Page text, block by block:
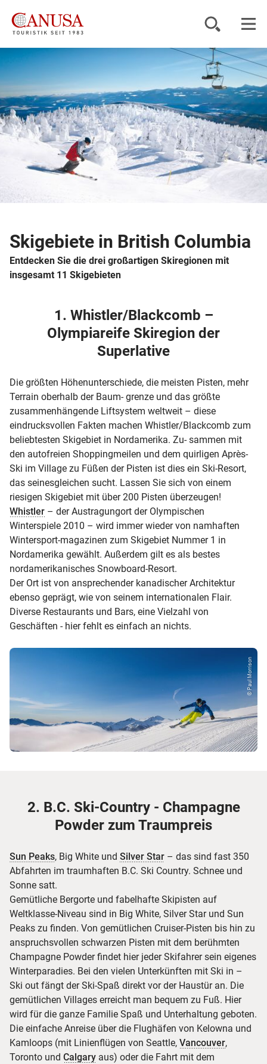
Reiseziele
Reisearten
Inspiration
Service
Skigebiete in British Columbia
Entdecken Sie die drei großartigen Skiregionen mit
insgesamt 11 Skigebieten
1. Whistler/Blackcomb –
Olympiareife Skiregion der
Superlative
Die größten Höhenunterschiede, die meisten Pisten, mehr
Terrain oberhalb der Baum- grenze und das größte
zusammenhängende Liftsystem weltweit – diese
eindrucksvollen Fakten machen Whistler/Blackcomb zum
beliebtesten Skigebiet in Nordamerika. Zu- sammen mit
den autofreien Shoppingmeilen und dem quirligen Après-
Ski im Village zu Füßen der Pisten ist dies ein Ski-Resort,
das seinesgleichen sucht. Lassen Sie sich von einem
riesigen Skigebiet mit über 200 Pisten überzeugen!
Whistler – der Austragungort der Olympischen
Winterspiele 2010 – wird immer wieder von namhaften
Wintersport-magazinen zum Skigebiet Nummer 1 in
Nordamerika gewählt. Außerdem gilt es als bestes
nordamerikanisches Snowboard-Resort.
Der Ort ist von ansprechender kanadischer Architektur
ebenso geprägt, wie von seinem internationalen Flair.
Diverse Restaurants und Bars, eine Vielzahl von
Geschäften - hier fehlt es einfach an nichts.
© Paul Morrison
2. B.C. Ski-Country - Champagne
Powder zum Traumpreis
Sun Peaks, Big White und Silver Star – das sind fast 350
Abfahrten im traumhaften B.C. Ski Country. Schnee und
Sonne satt.
Gemütliche Bergorte und fabelhafte Skipisten auf
Weltklasse-Niveau sind in Big White, Silver Star und Sun
Peaks zu finden. Von gemütlichen Cruiser-Pisten bis hin zu
anspruchsvollen schwarzen Pisten mit dem berühmten
Champagne Powder findet hier jeder Skifahrer sein eigenes
Winterparadies. Bei den vielen Unterkünften mit Ski in –
Ski out fängt der Ski-Spaß direkt vor der Haustür an. Die
gemütlichen Villages erreicht man bequem zu Fuß. Hier
wird für die ganze Familie Spaß und Unterhaltung geboten.
Die einfache Anreise über die Flughäfen von Kelowna und
Kamloops (mit Linienflügen von ­Seattle, Vancouver,
Toronto und Calgary aus) oder die Fahrt mit dem